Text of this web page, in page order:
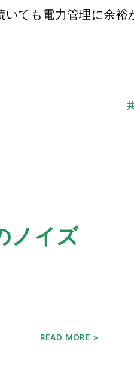
ても電力管理に余裕
イズ
READ MORE »